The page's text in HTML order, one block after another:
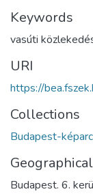
Keywords
vasúti
URI
https://
Collections
Budapest-
Budapest. 6.